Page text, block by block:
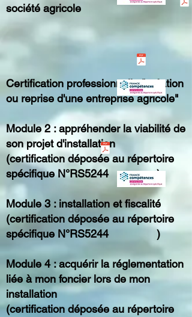
société agricole
Certification professionnelle "création
ou reprise d'une entreprise agricole"
Module 2 : appréhender la viabilité de
son projet d'installation
(certification déposée au répertoire
spécifique N°RS5244)
Module 3 : installation et fiscalité
(certification déposée au répertoire
spécifique N°RS5244
)
Module 4 : acquérir la réglementation
liée à mon foncier lors de mon
installation
(certification déposée au répertoire